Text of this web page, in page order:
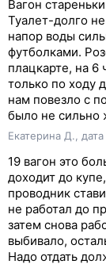
Вагон
Туалет-долго
напор воды
футболками.
плацкарте, на 6
только по ходу
нам повезло с
было не сильно
Екатерина Д.,
19 вагон это
доходит до
проводник
не работал до
затем снова
выбивало,
Надо отдать